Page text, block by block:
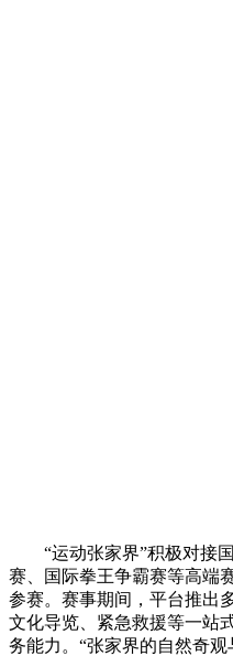
“运动张家界”积极对接
赛、国际拳王争霸赛等高端
参赛。赛事期间，平台推出
文化导览、紧急救援等一站
务能力。“张家界的自然奇